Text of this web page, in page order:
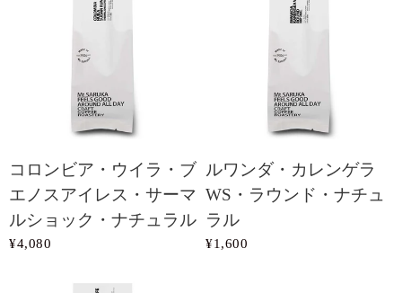
コロンビア・ウイラ・ブ
エノスアイレス・サーマ
ルショック・ナチュラル
¥4,080
ルワンダ・カレンゲラ
WS・ラウンド・ナチュ
ラル
¥1,600